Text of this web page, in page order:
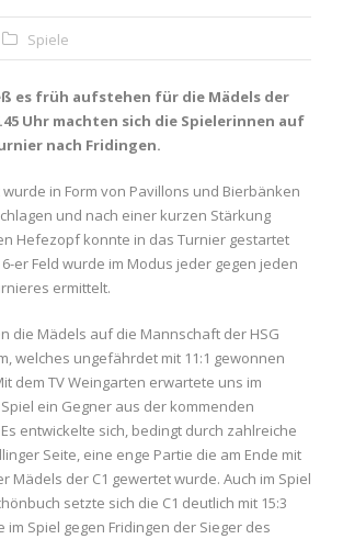
Spiele
es früh aufstehen für die Mädels der
Uhr machten sich die Spielerinnen auf
nach Fridingen.
in Form von Pavillons und Bierbänken
und nach einer kurzen Stärkung
Hefezopf konnte in das Turnier gestartet
er Feld wurde im Modus jeder gegen jeden
ermittelt.
die Mädels auf die Mannschaft der HSG
welches ungefährdet mit 11:1 gewonnen
dem TV Weingarten erwartete uns im
ein Gegner aus der kommenden
entwickelte sich, bedingt durch zahlreiche
Seite, eine enge Partie die am Ende mit
Mädels der C1 gewertet wurde. Auch im Spiel
setzte sich die C1 deutlich mit 15:3
im Spiel gegen Fridingen der Sieger des